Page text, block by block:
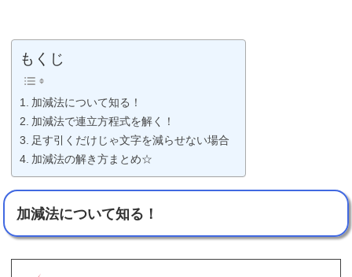
もくじ
加減法について知る！
加減法で連立方程式を解く！
足す引くだけじゃ文字を減らせない場合
加減法の解き方まとめ☆
加減法について知る！